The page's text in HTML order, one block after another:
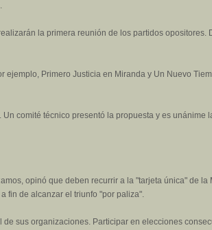
la primera reunión de los partidos
Primero Justicia en Miranda y Un Nuevo
comité técnico presentó la propuesta y es
opinó que deben recurrir a la "tarjeta única" de
fin de alcanzar el triunfo "por paliza".
sus organizaciones. Participar en elecciones